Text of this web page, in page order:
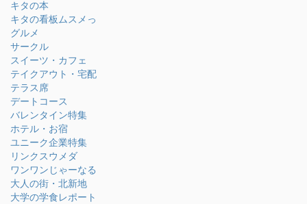
キタの本
キタの看板ムスメっ
グルメ
サークル
スイーツ・カフェ
テイクアウト・宅配
テラス席
デートコース
バレンタイン特集
ホテル・お宿
ユニーク企業特集
リンクスウメダ
ワンワンじゃーなる
大人の街・北新地
大学の学食レポート